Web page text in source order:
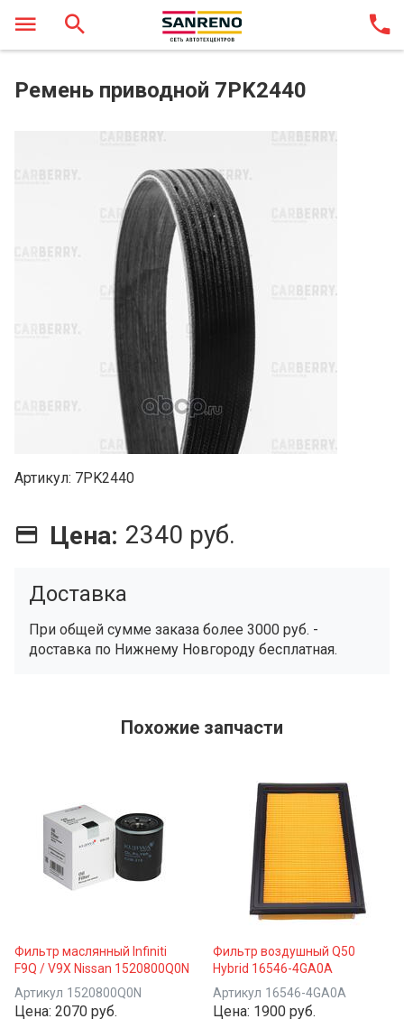
Ремень приводной 7PK2440
Артикул 7PK2440
Цена: 2340 руб.
Доставка
При общей сумме заказа более 3000 руб. -
доставка по Нижнему Новгороду бесплатная.
Похожие запчасти
Фильтр маслянный Infiniti
F9Q / V9X Nissan 1520800Q0N
Артикул 1520800Q0N
Цена: 2070 руб.
Фильтр воздушный Q50
Hybrid 16546-4GA0A
Артикул 16546-4GA0A
Цена: 1900 руб.